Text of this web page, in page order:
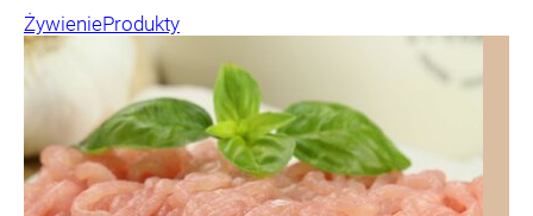
ŻywienieProdukty